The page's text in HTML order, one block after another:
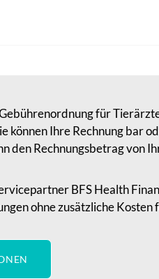
für
können Ihre Rechnung bar
den Rechnungsbetrag von
BFS Health
ohne zusätzliche Kosten